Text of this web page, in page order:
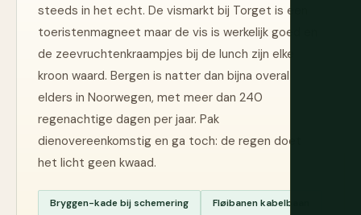
steeds in het echt. De vismarkt bij Torget is een
toeristenmagneet maar de vis is werkelijk goed en
de zeevruchtenkraampjes bij de lunch zijn elke
kroon waard. Bergen is natter dan bijna overal
elders in Noorwegen, met meer dan 240
regenachtige dagen per jaar. Pak
dienovereenkomstig en ga toch: de regen doet
het licht geen kwaad.
Bryggen-kade bij schemering Fløibanen kabelbaan